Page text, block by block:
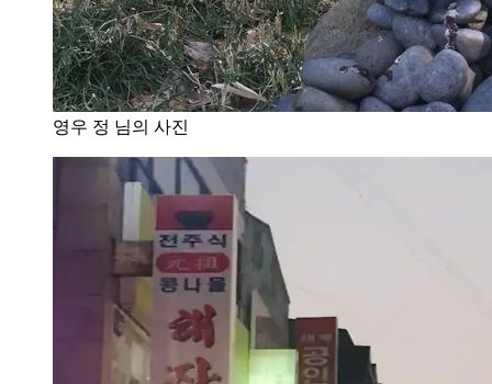
영우 정 님의 사진